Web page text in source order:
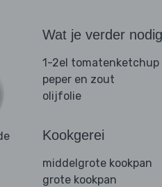
Wat je verder
1-2el tomatenketchup
peper en zout
olijfolie
Kookgerei
middelgrote kookpan
grote kookpan